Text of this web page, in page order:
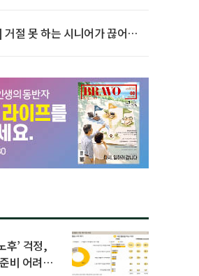
절 못 하는 시니어가 끊어야
후’ 걱정,
비 어려